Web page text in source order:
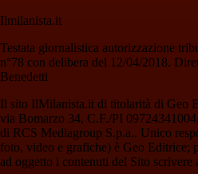
Ilmilanista.it
Testata giornalistica autorizzazione
n°78 con delibera del 12/04/2018.
Benedetti
Il sito IlMilanista.it di titolarità di Geo
via Bomarzo 34, C.F./PI
di RCS Mediagroup S.p.a.. Unico
foto, video e grafiche) è Geo Editrice;
ad oggetto i contenuti del Sito